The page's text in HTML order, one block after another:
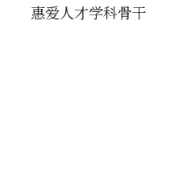
惠爱人才学科骨干